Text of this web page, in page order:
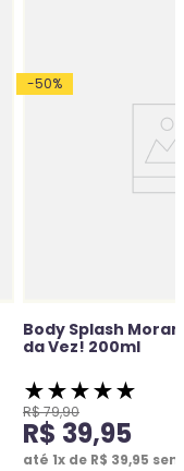
-50%
Body Splash
da Vez! 200ml
★★★★★
R$79,90
R$ 39,95
até 1x de R$ 39,95